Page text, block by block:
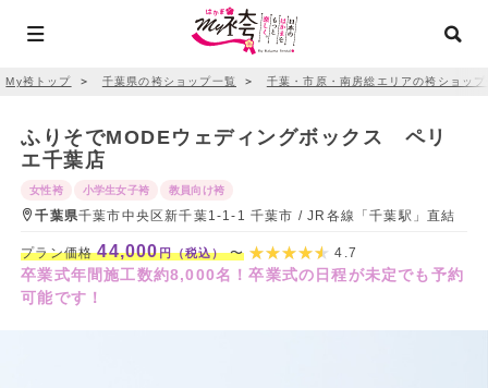
My袴トップ ＞ 千葉県の袴ショップ一覧 ＞ 千葉・市原・南房総エリアの袴ショッ
ふりそでMODEウェディングボックス ペリ
エ千葉店
女性袴 小学生女子袴 教員向け袴
千葉県千葉市中央区新千葉1-1-1 千葉市 / JR各線「千葉駅」直結
プラン価格44,000円（税込）〜 4.7
卒業式年間施工数約8,000名！卒業式の日程が未定でも予約
可能です！